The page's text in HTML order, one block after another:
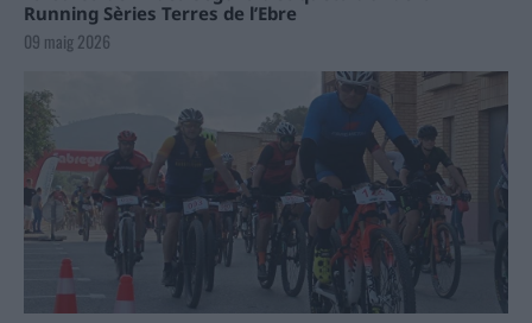
Running Sèries Terres de l’Ebre
09 maig 2026